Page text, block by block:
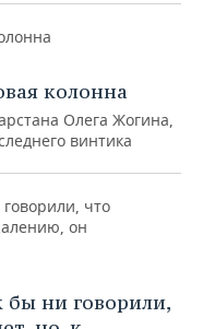
колонна
Олега Жогина,
винтика
ни говорили,